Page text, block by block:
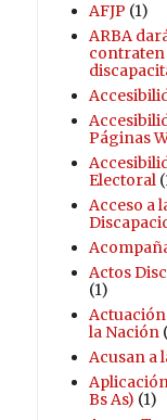
AFJP (1)
ARBA
contraten
Páginas
Electoral
Acceso a
Actos
(1)
la Nación
Acusan a
Bs As) (1)